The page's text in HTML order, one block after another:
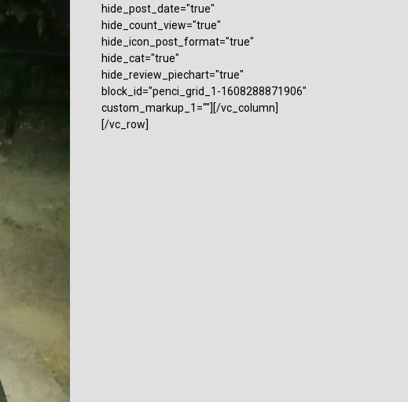
hide_post_date="true"
hide_count_view="true"
hide_icon_post_format="true"
hide_cat="true"
hide_review_piechart="true"
block_id="penci_grid_1-1608288871906"
custom_markup_1=""][/vc_column]
[/vc_row]